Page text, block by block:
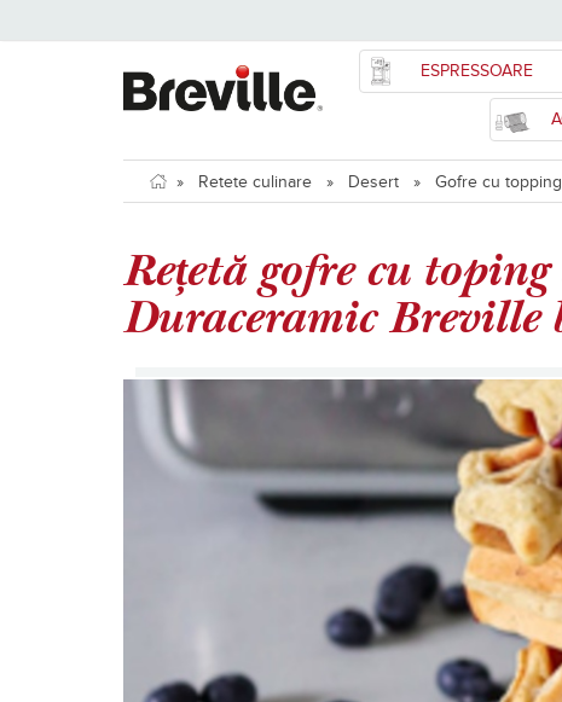
ESPRESSOARE
» Retete culinare » Desert » Gofre cu
Rețetă gofre cu
Duraceramic